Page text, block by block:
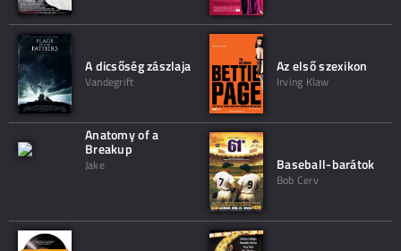
A dicsőség zászlaja
Vandegrift
Az első szexikon
Irving Klaw
Anatomy of a
Breakup
Jake Baseball-barátok
Bob Cerv